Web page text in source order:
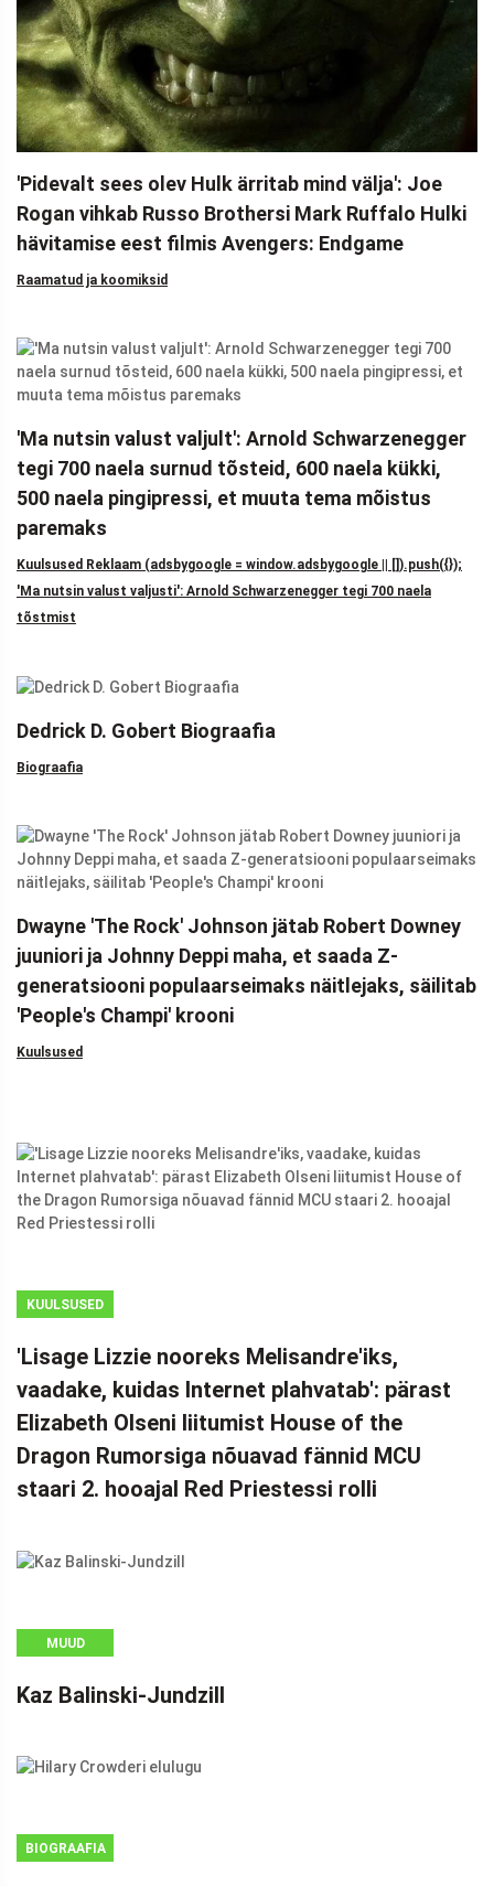
'Pidevalt sees olev Hulk ärritab mind välja': Joe
Rogan vihkab Russo Brothersi Mark Ruffalo Hulki
hävitamise eest filmis Avengers: Endgame
Raamatud ja koomiksid
'Ma nutsin valust valjult': Arnold Schwarzenegger
tegi 700 naela surnud tõsteid, 600 naela kükki,
500 naela pingipressi, et muuta tema mõistus
paremaks
Kuulsused Reklaam (adsbygoogle = window.adsbygoogle || []).push({});
'Ma nutsin valust valjusti': Arnold Schwarzenegger tegi 700 naela
tõstmist
Dedrick D. Gobert Biograafia
Biograafia
Dwayne 'The Rock' Johnson jätab Robert Downey
juuniori ja Johnny Deppi maha, et saada Z-
generatsiooni populaarseimaks näitlejaks, säilitab
'People's Champi' krooni
Kuulsused
KUULSUSED
'Lisage Lizzie nooreks Melisandre'iks,
vaadake, kuidas Internet plahvatab': pärast
Elizabeth Olseni liitumist House of the
Dragon Rumorsiga nõuavad fännid MCU
staari 2. hooajal Red Priestessi rolli
MUUD
Kaz Balinski-Jundzill
BIOGRAAFIA